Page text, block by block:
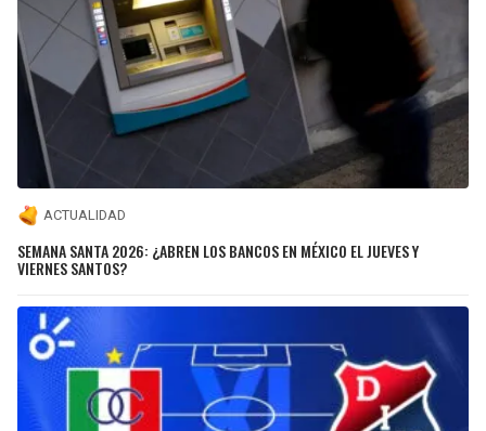
ACTUALIDAD
SEMANA SANTA 2026: ¿ABREN LOS BANCOS EN MÉXICO EL JUEVES Y
VIERNES SANTOS?